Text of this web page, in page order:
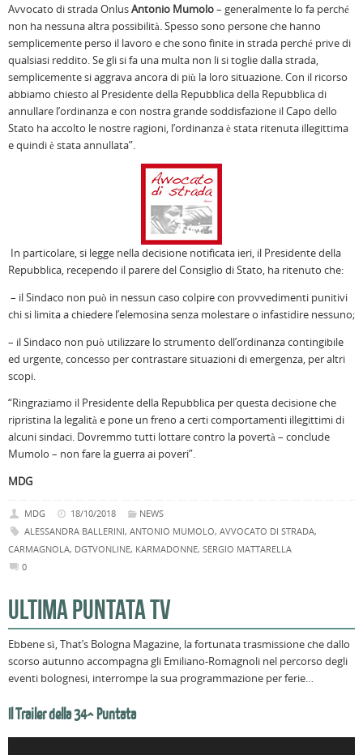
Avvocato di strada OnlusAntonio Mumolo– generalmente lo fa perché
non ha nessuna altra possibilità. Spesso sono persone che hanno
semplicemente perso il lavoro e che sono finite in strada perché prive di
qualsiasi reddito. Se gli si fa una multa non li si toglie dalla strada,
semplicemente si aggrava ancora di più la loro situazione. Con il ricorso
abbiamo chiesto al Presidente della Repubblica della Repubblica di
annullare l’ordinanza e con nostra grande soddisfazione il Capo dello
Stato ha accolto le nostre ragioni, l’ordinanza è stata ritenuta illegittima
e quindi è stata annullata”.
In particolare, si legge nella decisione notificata ieri, il Presidente della
Repubblica, recependo il parere del Consiglio di Stato, ha ritenuto che:
– il Sindaco non può in nessun caso colpire con provvedimenti punitivi
chi si limita a chiedere l’elemosina senza molestare o infastidire nessuno;
– il Sindaco non può utilizzare lo strumento dell’ordinanza contingibile
ed urgente, concesso per contrastare situazioni di emergenza, per altri
scopi.
“Ringraziamo il Presidente della Repubblica per questa decisione che
ripristina la legalità e pone un freno a certi comportamenti illegittimi di
alcuni sindaci. Dovremmo tutti lottare contro la povertà – conclude
Mumolo – non fare la guerra ai poveri”.
MDG
MDG 18/10/2018
NEWS
ALESSANDRA BALLERINI, ANTONIO MUMOLO, AVVOCATO DI STRADA,
CARMAGNOLA, DGTVONLINE, KARMADONNE, SERGIO MATTARELLA
0
ULTIMA PUNTATA TV
Ebbene sì, That’s Bologna Magazine, la fortunata trasmissione che dallo
scorso autunno accompagna gli Emiliano-Romagnoli nel percorso degli
eventi bolognesi, interrompe la sua programmazione per ferie…
Il Trailer della 34^ Puntata